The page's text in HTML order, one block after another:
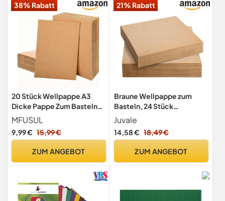
38% Rabatt
20 Stück Wellpappe A3
Dicke Pappe Zum Basteln
Cardboard Braun
Kraftpapier für DIY
Handwerk Malen und
Kreativität Bastelkarton a3
MFUSUL
9,99 € 15,99 €
ZUM ANGEBOT
21% Rabatt
Braune Wellpappe zum
Basteln, 24 Stück
quadratische
Bastelwellpappe 30,5 x
30,5 cm
Juvale
14,58 € 18,49 €
ZUM ANGEBOT